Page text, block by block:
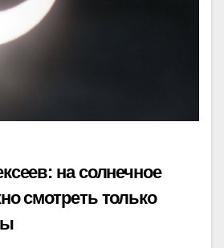
на солнечное
смотреть только